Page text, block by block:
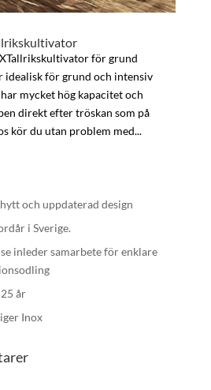
för grund
idealisk för grund och intensiv
mycket hög kapacitet och
direkt efter tröskan som på
kör du utan problem med...
och uppdaterad design
i Sverige.
inleder samarbete för enklare
år
Inox